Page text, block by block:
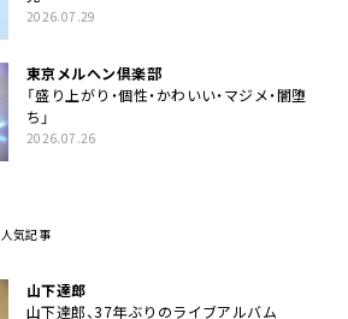
2026.07.29
東京メルヘン倶楽部
「盛り上がり・個性・かわいい・マジメ・闇堕
ち」
2026.07.26
人気記事
山下達郎
山下達郎、37年ぶりのライブアルバム